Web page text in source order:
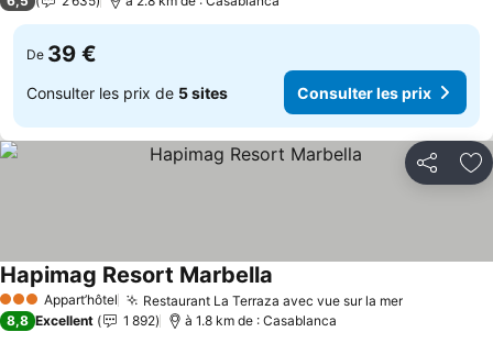
De 39 €
Consulter les prix de 5 sites Consulter les prix
Partager
3 ÉtoilesAppart’hôtel Restaurant La Terraza avec vue sur la mer
Hapimag Resort Marbella
8,8 Excellent 1 892 à 1.8 km de : Casablanca